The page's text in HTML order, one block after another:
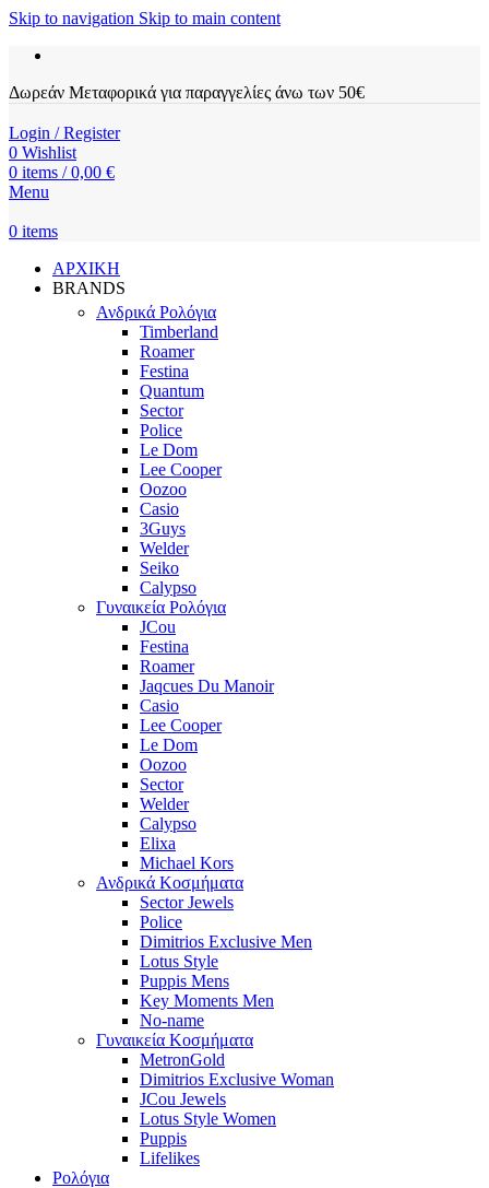
Skip to navigation Skip to main content
Δωρεάν Μεταφορικά για παραγγελίες άνω των 50€
Login / Register
0 Wishlist
0 items / 0,00 €
Menu
0 items
ΑΡΧΙΚΗ
BRANDS
Ανδρικά Ρολόγια
Timberland
Roamer
Festina
Quantum
Sector
Police
Le Dom
Lee Cooper
Oozoo
Casio
3Guys
Welder
Seiko
Calypso
Γυναικεία Ρολόγια
JCou
Festina
Roamer
Jaqcues Du Manoir
Casio
Lee Cooper
Le Dom
Oozoo
Sector
Welder
Calypso
Elixa
Michael Kors
Ανδρικά Κοσμήματα
Sector Jewels
Police
Dimitrios Exclusive Men
Lotus Style
Puppis Mens
Key Moments Men
No-name
Γυναικεία Κοσμήματα
MetronGold
Dimitrios Exclusive Woman
JCou Jewels
Lotus Style Women
Puppis
Lifelikes
Ρολόγια